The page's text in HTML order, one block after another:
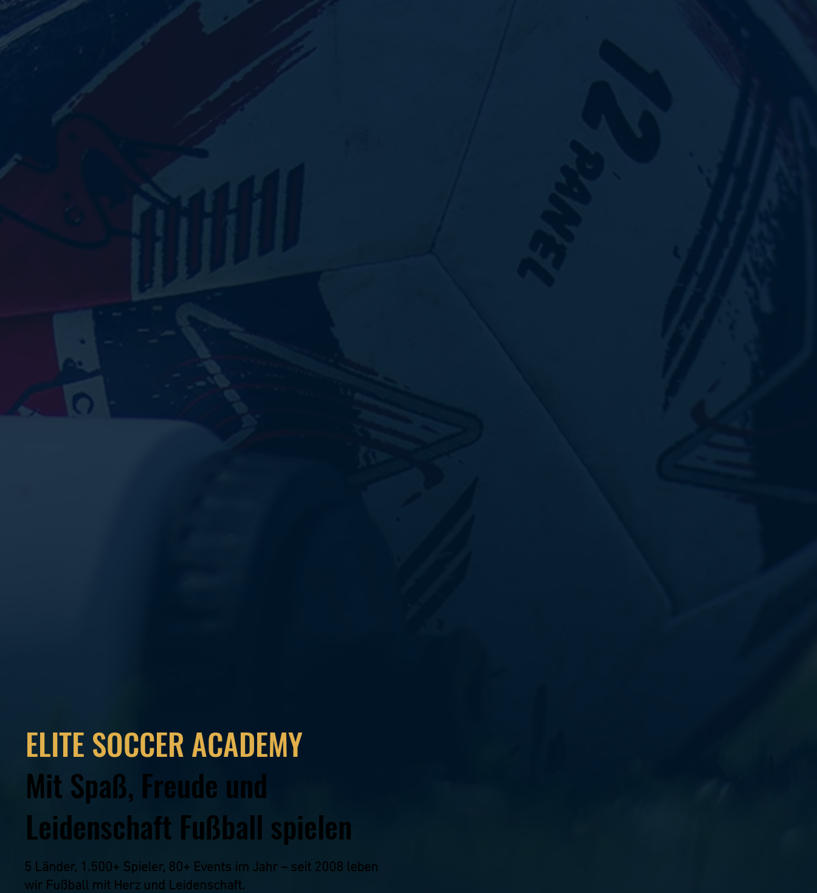
ELITE SOCCER ACADEMY
Mit Spaß, Freude und
Leidenschaft Fußball spielen
5 Länder, 1.500+ Spieler, 80+ Events im Jahr – seit 2008 leben
wir Fußball mit Herz und Leidenschaft.